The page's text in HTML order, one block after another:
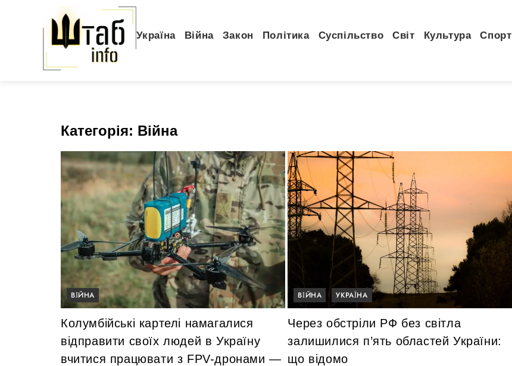
Україна Війна Закон Політика Суспільство Світ Культура Спорт
Категорія: Війна
ВІЙНА
Колумбійські картелі намагалися
відправити своїх людей в Україну
вчитися працювати з FPV-дронами —
ВІЙНА УКРАЇНА
Через обстріли РФ без світла
залишилися п’ять областей України:
що відомо